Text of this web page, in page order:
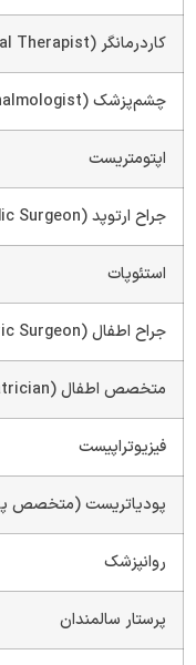
کاردرمانگر (Occupational Therapist)
چشم‌پزشک (Ophthalmologist)
اپتومتریست
جراح ارتوپد (Orthopaedic Surgeon)
استئوپات
جراح اطفال (Paediatric Surgeon)
متخصص اطفال (Paediatrician)
فیزیوتراپیست
پودیاتریست (متخصص
روانپزشک
پرستار سالمندان